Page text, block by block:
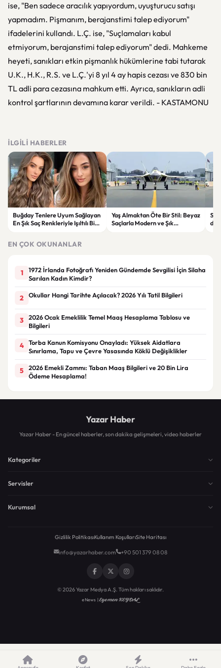
ise, "Ben sadece aracılık yapıyordum, uyuşturucu satışı
yapmadım. Pişmanım, berajanstimi talep ediyorum"
ifadelerini kullandı. L.Ç. ise, "Suçlamaları kabul
etmiyorum, berajanstimi talep ediyorum" dedi. Mahkeme
heyeti, sanıkları etkin pişmanlık hükümlerine tabi tutarak
U.K., H.K., R.S. ve L.Ç.'yi 8 yıl 4 ay hapis cezası ve 830 bin
TL adli para cezasına mahkum etti. Ayrıca, sanıkların adli
kontrol şartlarının devamına karar verildi. - KASTAMONU
İLGILI HABERLER
Buğday Tenlere Uyum Sağlayan
En Şık Saç Renkleriyle Işıltılı Bir
Yaş Almaktan Öte Bir Stil: Beyaz
Saçlarla Modern ve Şık
EN ÇOK OKUNANLAR
1
1972 İrlanda Fotoğrafı Yeniden Gündemde Sevgilisi İçin Silaha
Sarılan Kadın Kimdir?
2 Okullar Hangi Tarihte Açılacak? 2026 Yılı Tatil Bilgileri
3
2026 Ocak Emeklilik Temel Maaş Hesaplama Tablosu ve
Bilgileri
4
Torba Kanun Komisyonu Onayladı: Yüksek Aidatlara
Sınırlama, Tapu ve Çevre Yasasında Köklü Değişiklikler
5
2026 Emekli Zammı: Taban Maaş Bilgileri ve 20 Bin Lira
Ödeme Hesaplama!
Yazar Haber
Yazar Haber - En güncel haberler, son dakika gelişmeleri, video haberler
Kategoriler
Servisler
Kurumsal
Gizlilik PolitikasıKullanım KoşullarıSite Haritası
info@yazarhaber.com +90 501 379 08 08
© 2026 Yazar Medya A.Ş. Tüm hakları saklıdır.
eNews |Egemen KEYDAL